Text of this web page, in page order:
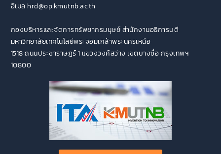
อีเมล hrd@op.kmutnb.ac.th
กองบริหารและจัดการทรัพยากรมนุษย์ สำนักงานอธิการบดี
มหาวิทยาลัยเทคโนโลยีพระจอมเกล้าพระนครเหนือ
1518 ถนนประชาราษฎร์ 1 แขวงวงศ์สว่าง เขตบางซื่อ กรุงเทพฯ
10800